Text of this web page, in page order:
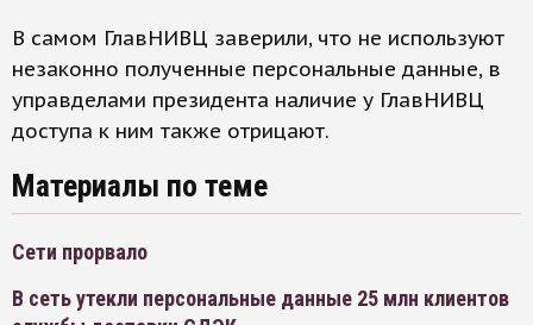
В самом ГлавНИВЦ заверили, что не используют
незаконно полученные персональные данные, в
управделами президента наличие у ГлавНИВЦ
доступа к ним также отрицают.
Материалы по теме
Сети прорвало
В сеть утекли персональные данные 25 млн клиентов